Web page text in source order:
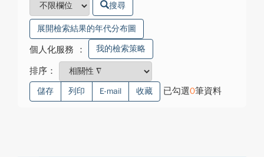
搜尋
展開檢索結果的年代分布圖
個人化服務 ： 我的檢索策略
排序：
儲存 列印 E-mail 收藏 已勾選0筆資料